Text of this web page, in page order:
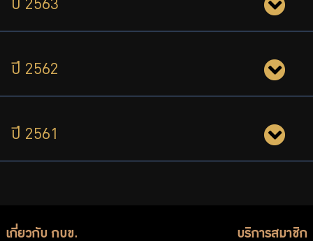
ปี 2563
ปี 2562
ปี 2561
เกี่ยวกับ กบข. บริการสมาชิก